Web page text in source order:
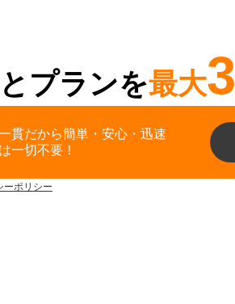
プランを最大3
貫だから簡単・安心・迅速
一切不要！
ーポリシー